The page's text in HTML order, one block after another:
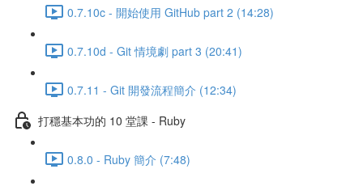
0.7.10c - 開始使用 GitHub part 2 (14:28)
0.7.10d - Git 情境劇 part 3 (20:41)
0.7.11 - Git 開發流程簡介 (12:34)
打穩基本功的 10 堂課 - Ruby
0.8.0 - Ruby 簡介 (7:48)